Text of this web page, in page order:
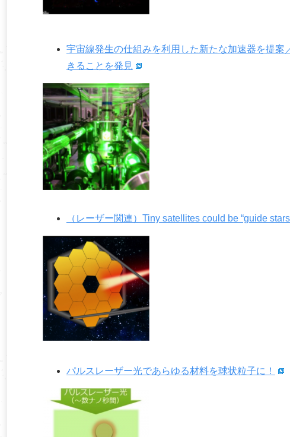
宇宙線発生の仕組みを利用した新たな加速器を提
きることを発見
（レーザー関連）Tiny satellites could be “guide
パルスレーザー光であらゆる材料を球状粒子に！